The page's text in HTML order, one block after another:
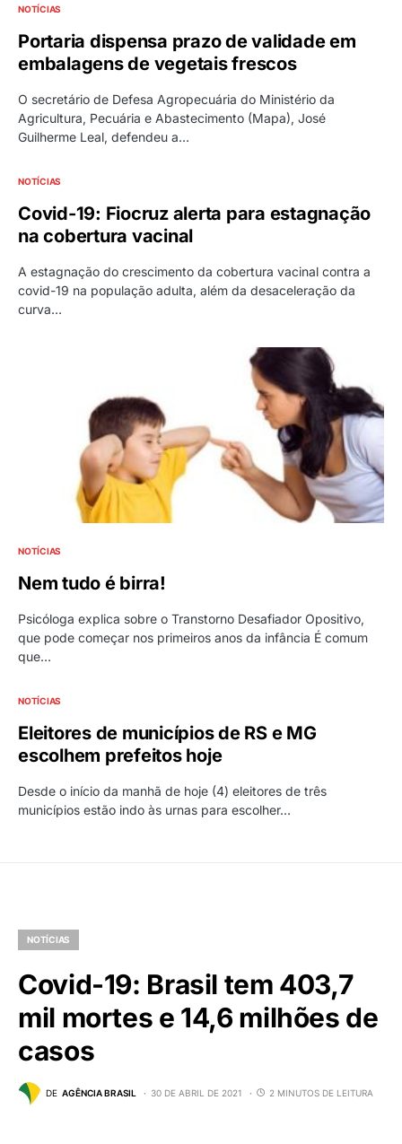
NOTÍCIAS
Portaria dispensa prazo de validade em
embalagens de vegetais frescos
O secretário de Defesa Agropecuária do Ministério da
Agricultura, Pecuária e Abastecimento (Mapa), José
Guilherme Leal, defendeu a…
NOTÍCIAS
Covid-19: Fiocruz alerta para estagnação
na cobertura vacinal
A estagnação do crescimento da cobertura vacinal contra a
covid-19 na população adulta, além da desaceleração da
curva…
NOTÍCIAS
Nem tudo é birra!
Psicóloga explica sobre o Transtorno Desafiador Opositivo,
que pode começar nos primeiros anos da infância É comum
que…
NOTÍCIAS
Eleitores de municípios de RS e MG
escolhem prefeitos hoje
Desde o início da manhã de hoje (4) eleitores de três
municípios estão indo às urnas para escolher…
NOTÍCIAS
Covid-19: Brasil tem 403,7
mil mortes e 14,6 milhões de
casos
DE AGÊNCIA BRASIL 30 DE ABRIL DE 2021 2 MINUTOS DE LEITURA